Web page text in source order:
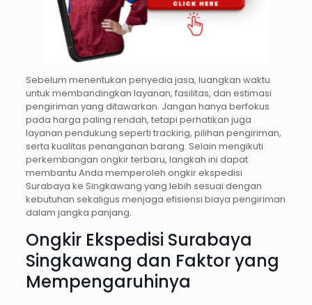
Sebelum menentukan penyedia jasa, luangkan waktu
untuk membandingkan layanan, fasilitas, dan estimasi
pengiriman yang ditawarkan. Jangan hanya berfokus
pada harga paling rendah, tetapi perhatikan juga
layanan pendukung seperti tracking, pilihan pengiriman,
serta kualitas penanganan barang. Selain mengikuti
perkembangan ongkir terbaru, langkah ini dapat
membantu Anda memperoleh ongkir ekspedisi
Surabaya ke Singkawang yang lebih sesuai dengan
kebutuhan sekaligus menjaga efisiensi biaya pengiriman
dalam jangka panjang.
Ongkir Ekspedisi Surabaya
Singkawang dan Faktor yang
Mempengaruhinya